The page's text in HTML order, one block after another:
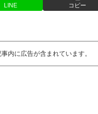
LINE コピー
事内に広告が含まれています。